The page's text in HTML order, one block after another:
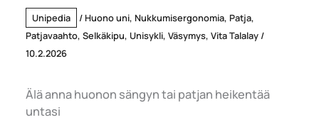
Unipedia /Huono uni,Nukkumisergonomia,Patja,
Patjavaahto,Selkäkipu,Unisykli,Väsymys,Vita Talalay /
10.2.2026
Älä anna huonon sängyn tai patjan heikentää
untasi